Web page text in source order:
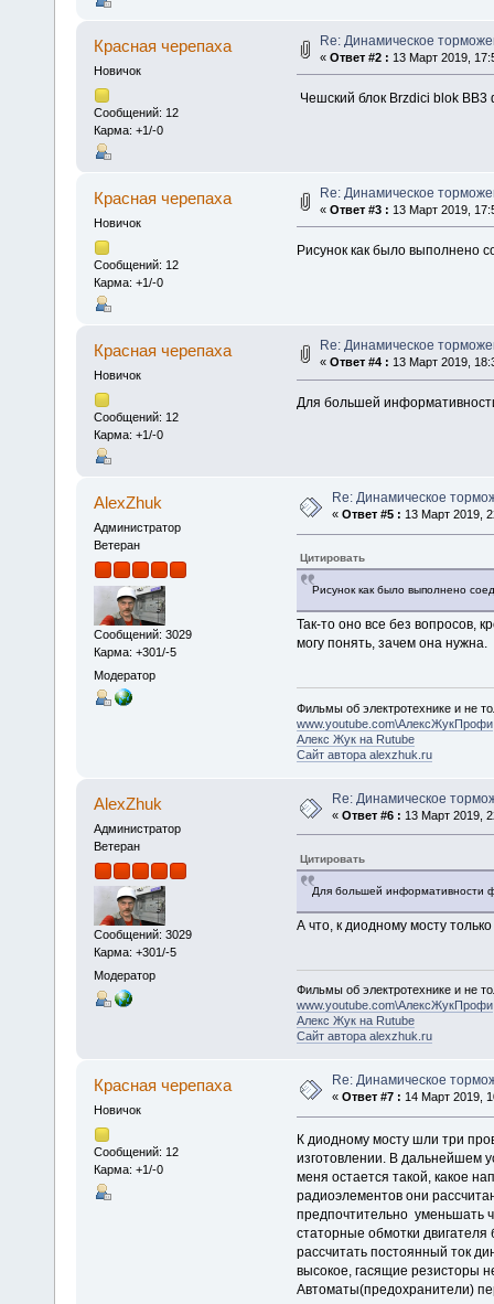
Красная черепаха
Новичок
Сообщений: 12
Карма: +1/-0
Re: Динамическое
« Ответ #2 : 13 Март 2019,
Чешский блок Brzdici blok
Красная черепаха
Новичок
Сообщений: 12
Карма: +1/-0
Re: Динамическое
« Ответ #3 : 13 Март 2019,
Рисунок как было выполнено
Красная черепаха
Новичок
Сообщений: 12
Карма: +1/-0
Re: Динамическое
« Ответ #4 : 13 Март 2019,
Для большей
AlexZhuk
Администратор
Ветеран
Сообщений: 3029
Карма: +301/-5
Модератор
Re: Динамическое
« Ответ #5 : 13 Март 2019,
Цитировать
Рисунок как было выполнено
Так-то оно все без вопросов,
могу понять, зачем она нужна.
Фильмы об электротехнике и не
www.youtube.com\АлексЖукПрофи
Алекс Жук на Rutube
Сайт автора alexzhuk.ru
AlexZhuk
Администратор
Ветеран
Сообщений: 3029
Карма: +301/-5
Модератор
Re: Динамическое
« Ответ #6 : 13 Март 2019,
Цитировать
Для большей информативности
А что, к диодному мосту
Фильмы об электротехнике и не
www.youtube.com\АлексЖукПрофи
Алекс Жук на Rutube
Сайт автора alexzhuk.ru
Красная черепаха
Новичок
Сообщений: 12
Карма: +1/-0
Re: Динамическое
« Ответ #7 : 14 Март 2019,
К диодному мосту шли три
изготовлении. В дальнейшем
меня остается такой, какое
радиоэлементов они
предпочтительно уменьшать
статорные обмотки
рассчитать постоянный ток
высокое, гасящие резисторы
Автоматы(предохранители)